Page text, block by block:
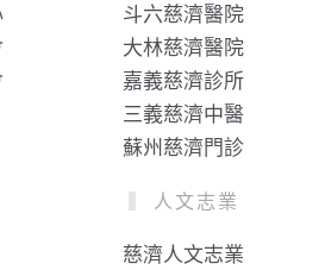
斗六慈濟醫院
大林慈濟醫院
嘉義慈濟診所
三義慈濟中醫
蘇州慈濟門診
人文志業
慈濟人文志業